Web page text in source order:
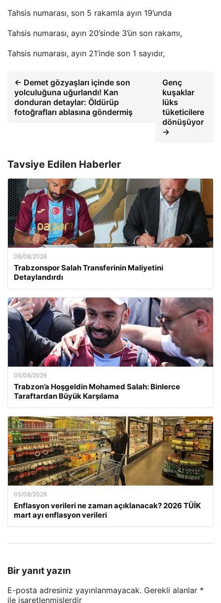
Tahsis numarası, son 5 rakamla ayın 19’unda
Tahsis numarası, ayın 20’sinde 3’ün son rakamı,
Tahsis numarası, ayın 21’inde son 1 sayıdır,
← Demet gözyaşları içinde son
yolculuğuna uğurlandı! Kan
donduran detaylar: Öldürüp
fotoğrafları ablasına göndermiş
Genç
kuşaklar
lüks
tüketicilere
dönüşüyor
→
Tavsiye Edilen Haberler
06/08/2026
Trabzonspor Salah Transferinin Maliyetini
Detaylandırdı
05/08/2026
Trabzon’a Hoşgeldin Mohamed Salah: Binlerce
Taraftardan Büyük Karşılama
05/08/2026
Enflasyon verileri ne zaman açıklanacak? 2026 TÜİK
mart ayı enflasyon verileri
Bir yanıt yazın
E-posta adresiniz yayınlanmayacak. Gerekli alanlar *
ile işaretlenmişlerdir